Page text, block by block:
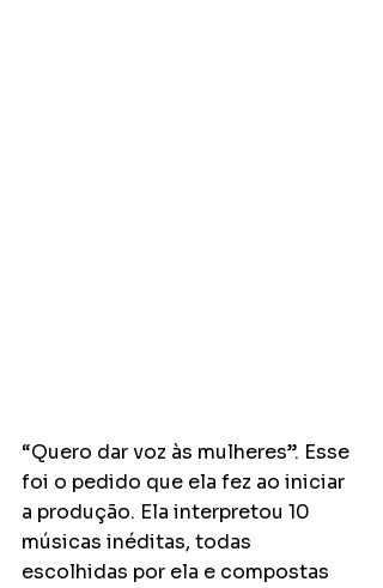
“Quero dar voz às mulheres”. Esse
foi o pedido que ela fez ao iniciar
a produção. Ela interpretou 10
músicas inéditas, todas
escolhidas por ela e compostas